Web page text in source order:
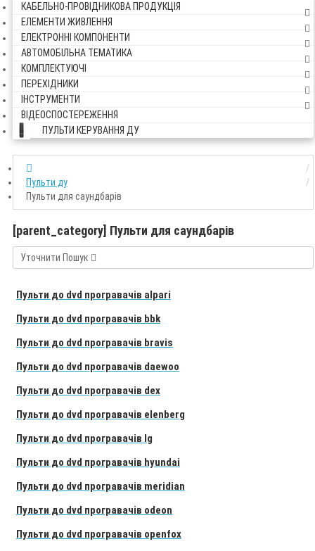
КАБЕЛЬНО-ПРОВІДНИКОВА ПРОДУКЦІЯ
ЕЛЕМЕНТИ ЖИВЛЕННЯ
ЕЛЕКТРОННІ КОМПОНЕНТИ
АВТОМОБІЛЬНА ТЕМАТИКА
КОМПЛЕКТУЮЧІ
ПЕРЕХІДНИКИ
ІНСТРУМЕНТИ
ВІДЕОСПОСТЕРЕЖЕННЯ
ПУЛЬТИ КЕРУВАННЯ ДУ
Пульти ду
Пульти для саундбарів
[parent_category] Пульти для саундбарів
Уточнити Пошук
Пульти до dvd програвачів alpari
Пульти до dvd програвачів bbk
Пульти до dvd програвачів bravis
Пульти до dvd програвачів daewoo
Пульти до dvd програвачів dex
Пульти до dvd програвачів elenberg
Пульти до dvd програвачів lg
Пульти до dvd програвачів hyundai
Пульти до dvd програвачів meridian
Пульти до dvd програвачів odeon
Пульти до dvd програвачів openfox